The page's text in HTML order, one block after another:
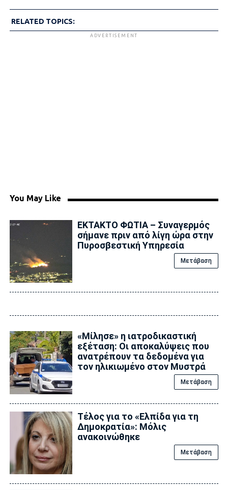
RELATED TOPICS:
ADVERTISEMENT
You May Like
ΕΚΤΑΚΤΟ ΦΩΤΙΑ – Συναγερμός
σήμανε πριν από λίγη ώρα στην
Πυροσβεστική Υπηρεσία
Μετάβαση
«Μίλησε» η ιατροδικαστική
εξέταση: Οι αποκαλύψεις που
ανατρέπουν τα δεδομένα για
τον ηλικιωμένο στον Μυστρά
Μετάβαση
Τέλος για το «Ελπίδα για τη
Δημοκρατία»: Μόλις
ανακοινώθηκε
Μετάβαση